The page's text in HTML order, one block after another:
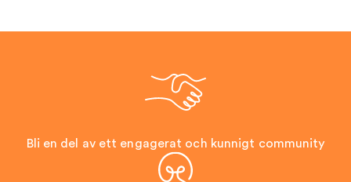
Bli en del av ett engagerat och kunnigt community